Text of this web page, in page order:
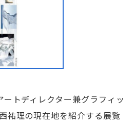
トディレクター兼グラフィッ
祐理の現在地を紹介する展覧